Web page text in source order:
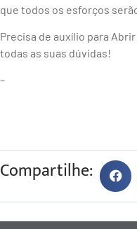
que todos os esforços
Precisa de auxílio para
todas as suas dúvidas!
–
Compartilhe: